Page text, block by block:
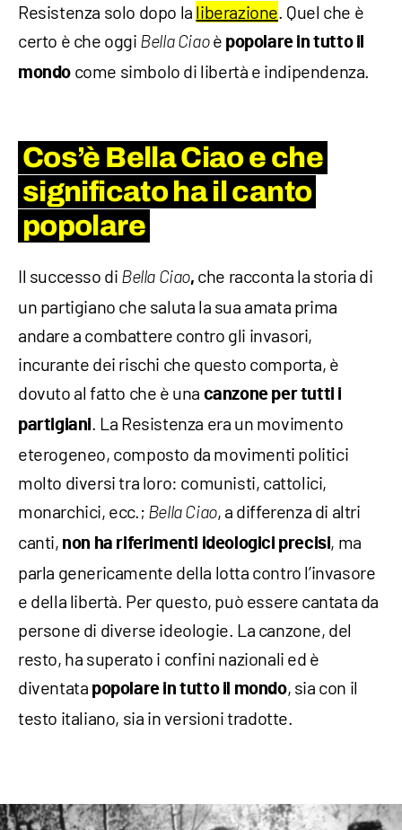
Resistenza solo dopo la liberazione. Quel che è
certo è che oggi Bella Ciaoè popolare in tutto il
mondo come simbolo di libertà e indipendenza.
Cos’è Bella Ciaoe che
significato ha il canto
popolare
Il successo di Bella Ciao, che racconta la storia di
un partigiano che saluta la sua amata prima
andare a combattere contro gli invasori,
incurante dei rischi che questo comporta, è
dovuto al fatto che è una canzone per tutti i
partigiani. La Resistenza era un movimento
eterogeneo, composto da movimenti politici
molto diversi tra loro: comunisti, cattolici,
monarchici, ecc.; Bella Ciao, a differenza di altri
canti, non ha riferimenti ideologici precisi, ma
parla genericamente della lotta contro l’invasore
e della libertà. Per questo, può essere cantata da
persone di diverse ideologie. La canzone, del
resto, ha superato i confini nazionali ed è
diventata popolare in tutto il mondo, sia con il
testo italiano, sia in versioni tradotte.